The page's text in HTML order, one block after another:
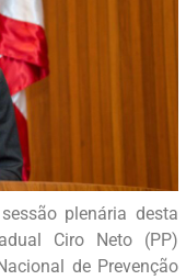
plenária desta
Ciro Neto (PP)
de Prevenção